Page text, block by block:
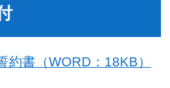
約書（WORD：18KB）